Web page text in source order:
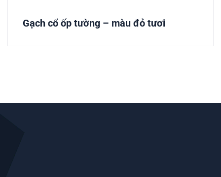
Gạch cổ ốp tường – màu đỏ tươi